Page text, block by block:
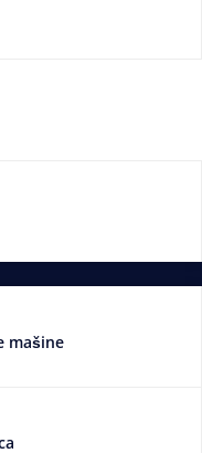
mašine